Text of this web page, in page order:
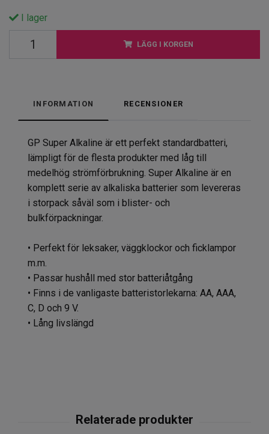
I lager
LÄGG I KORGEN
INFORMATION RECENSIONER
GP Super Alkaline är ett perfekt standardbatteri,
lämpligt för de flesta produkter med låg till
medelhög strömförbrukning. Super Alkaline är en
komplett serie av alkaliska batterier som levereras
i storpack såväl som i blister- och
bulkförpackningar.
• Perfekt för leksaker, väggklockor och ficklampor
m.m.
• Passar hushåll med stor batteriåtgång
• Finns i de vanligaste batteristorlekarna: AA, AAA,
C, D och 9 V.
• Lång livslängd